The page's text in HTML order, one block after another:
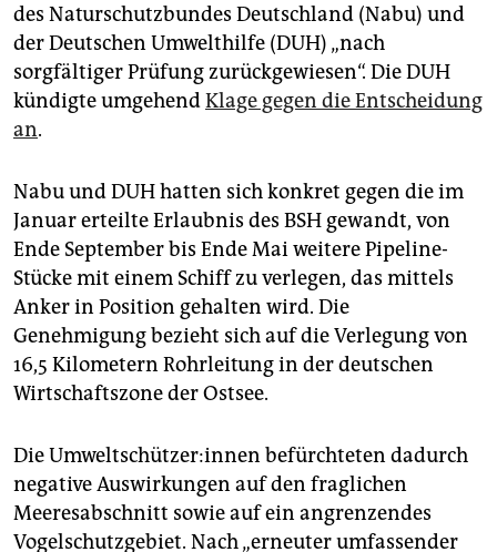
genossenschaft
epaper login
des Naturschutzbundes Deutschland (Nabu) und
der Deutschen Umwelthilfe (DUH) „nach
sorgfältiger Prüfung zurückgewiesen“. Die DUH
kündigte umgehendKlage gegen die Entscheidung
an.
Nabu und DUH hatten sich konkret gegen die im
Januar erteilte Erlaubnis des BSH gewandt, von
Ende September bis Ende Mai weitere Pipeline-
Stücke mit einem Schiff zu verlegen, das mittels
Anker in Position gehalten wird. Die
Genehmigung bezieht sich auf die Verlegung von
16,5 Kilometern Rohrleitung in der deutschen
Wirtschaftszone der Ostsee.
Die Um­welt­schüt­ze­r:in­nen befürchteten dadurch
negative Auswirkungen auf den fraglichen
Meeresabschnitt sowie auf ein angrenzendes
Vogelschutzgebiet. Nach „erneuter umfassender